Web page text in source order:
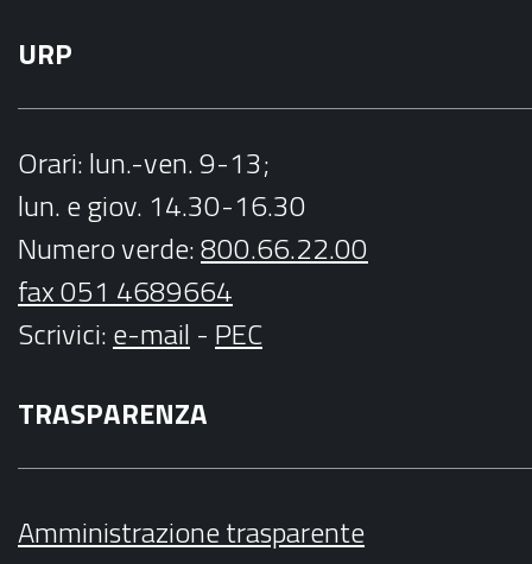
URP
Orari: lun.-ven. 9-13;
lun. e giov. 14.30-16.30
Numero verde:800.66.22.00
fax 051 4689664
Scrivici:e-mail - PEC
TRASPARENZA
Amministrazione trasparente